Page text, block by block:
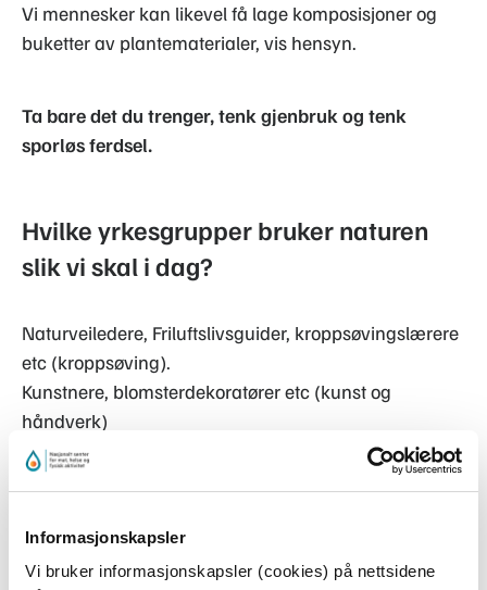
Informasjonskapsler
Vi bruker informasjonskapsler (cookies) på nettsidene
Vi mennesker kan likevel få lage komposisjoner og
buketter av plantematerialer, vis hensyn.
Ta bare det du trenger, tenk gjenbruk og tenk
sporløs ferdsel.
Hvilke yrkesgrupper bruker naturen
slik vi skal i dag?
Naturveiledere, Friluftslivsguider, kroppsøvingslærere
etc (kroppsøving).
Kunstnere, blomsterdekoratører etc (kunst og
håndverk)
minutter